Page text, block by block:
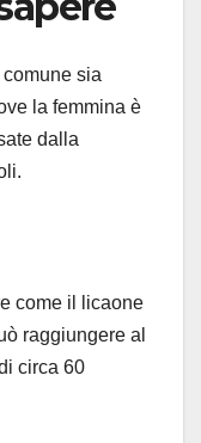
sia
la femmina è
dalla
come il licaone
raggiungere al
circa 60